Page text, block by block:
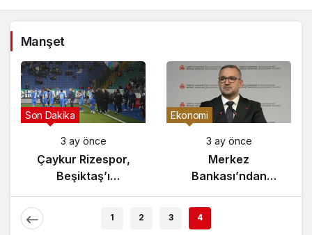
Manşet
Gündem
3 ay önce
Yunanistan’da
Zeybek Tartışması
Alevlendi!
Son Dakika
3 ay önce
Çaykur Rizespor,
Beşiktaş’ı
Ağırlıyor!
1 2 3 4